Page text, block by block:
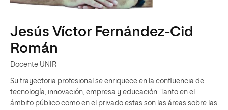
Jesús Víctor Fernández-Cid
Román
Docente UNIR
Su trayectoria profesional se enriquece en la confluencia de
tecnología, innovación, empresa y educación. Tanto en el
ámbito público como en el privado estas son las áreas sobre las